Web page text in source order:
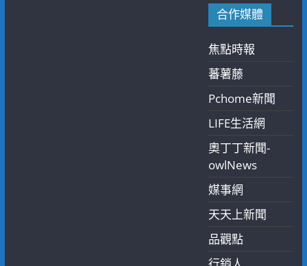
合作媒體
焦點時報
蕃薯藤
Pchome新聞
LIFE生活網
奧丁丁新聞-
owlNews
媒事網
天天上新聞
品觀點